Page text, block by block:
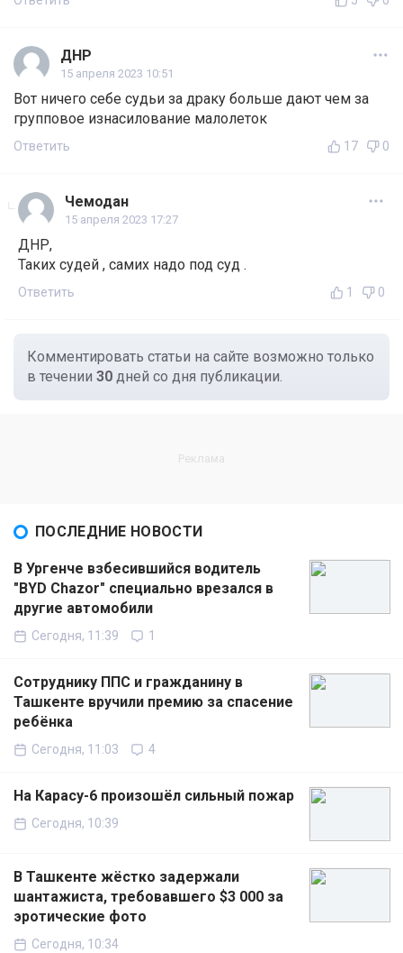
ДНР
15 апреля 2023 10:51
Вот ничего себе судьи за драку больше дают чем за
групповое изнасилование малолеток
Ответить 17 0
Чемодан
15 апреля 2023 17:27
ДНР,
Таких судей , самих надо под суд .
Ответить 1 0
Комментировать статьи на сайте возможно только
в течении 30 дней со дня публикации.
ПОСЛЕДНИЕ НОВОСТИ
В Ургенче взбесившийся водитель
"BYD Chazor" специально врезался в
другие автомобили
Сегодня, 11:39 1
Сотруднику ППС и гражданину в
Ташкенте вручили премию за спасение
ребёнка
Сегодня, 11:03 4
На Карасу-6 произошёл сильный пожар
Сегодня, 10:39
В Ташкенте жёстко задержали
шантажиста, требовавшего $3 000 за
эротические фото
Сегодня, 10:34